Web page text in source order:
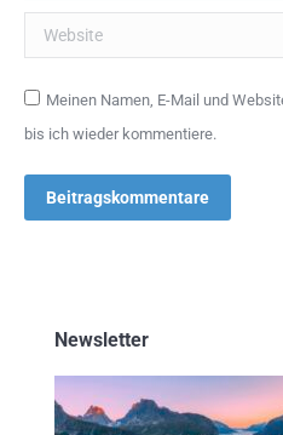
Website
Meinen Namen, E-Mail und
bis ich wieder kommentiere.
Beitragskommentare
Newsletter